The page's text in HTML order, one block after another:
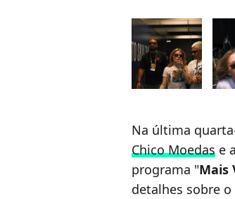
Na última
Chico Moedas e
programa "Mais
detalhes sobre